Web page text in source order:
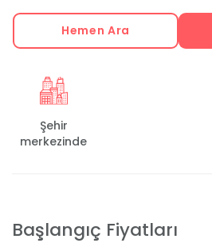
Hemen Ara
Şehir
merkezinde
Başlangıç Fiyatları